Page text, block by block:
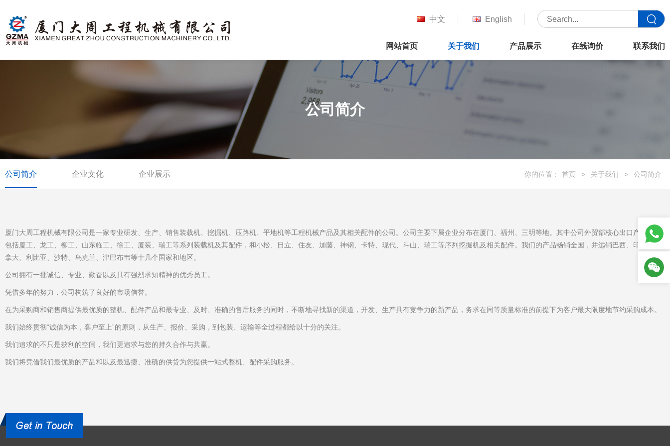
中文 English
网站首页 关于我们 产品展示 在线询价 联系我们
公司简介
公司简介 企业文化 企业展示 你的位置 : 首页 > 关于我们 > 公司简介
厦门大周工程机械有限公司是一家专业研发、生产、销售装载机、挖掘机、压路机、平地机等工程机械产品及其相关配件的公司。公司主要下属企业分布在厦门、福州、三明等地。其中公司外贸部核心出口产品主要
包括厦工、龙工、柳工、山东临工、徐工、厦装、瑞工等系列装载机及其配件，和小松、日立、住友、加藤、神钢、卡特、现代、斗山、瑞工等序列挖掘机及相关配件。我们的产品畅销全国，并远销巴西、印度、加
拿大、利比亚、沙特、乌克兰、津巴布韦等十几个国家和地区。
公司拥有一批诚信、专业、勤奋以及具有强烈求知精神的优秀员工。
凭借多年的努力，公司构筑了良好的市场信誉。
在为采购商和销售商提供最优质的整机、配件产品和最专业、及时、准确的售后服务的同时，不断地寻找新的渠道，开发、生产具有竞争力的新产品，务求在同等质量标准的前提下为客户最大限度地节约采购成本。
我们始终贯彻“诚信为本，客户至上”的原则，从生产、报价、采购，到包装、运输等全过程都给以十分的关注。
我们追求的不只是获利的空间，我们更追求与您的持久合作与共赢。
我们将凭借我们最优质的产品和以及最迅捷、准确的供货为您提供一站式整机、配件采购服务。